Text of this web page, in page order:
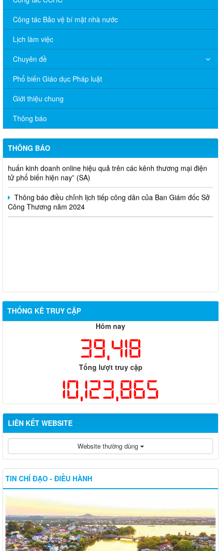
Công tác Bảo vệ bí mật nhà nước
Lịch làm việc
Chuyên đề
Phổ biến Giáo dục Pháp luật
Giới thiệu chung
Thông báo
THÔNG BÁO
V/v đề nghị báo cáo hệ thống phân phối, nhãn hiệu hàng hóa
và hoạt động mua bán khí trên địa bàn tỉnh năm 2025 (nhắc lần
Thông báo lựa chọn nhà thầu thực hiện gói thầu: “tổ chức tập
huấn kinh doanh online hiệu quả trên các kênh thương mại điện
tử phổ biến hiện nay” (SA)
Thông báo điều chỉnh lịch tiếp công dân của Ban Giám đốc Sở
Công Thương năm 2024
THỐNG KÊ TRUY CẬP
Hôm nay
39,418
Tổng lượt truy cập
10,123,865
LIÊN KẾT WEBSITE
Website thường dùng
TIN CHỈ ĐẠO - ĐIỀU HÀNH